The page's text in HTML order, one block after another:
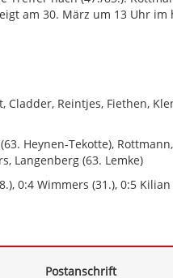
am 30. März um 13 Uhr im
Reintjes, Fiethen,
Heynen-Tekotte),
Langenberg (63. Lemke)
0:4 Wimmers (31.), 0:5
Postanschrift